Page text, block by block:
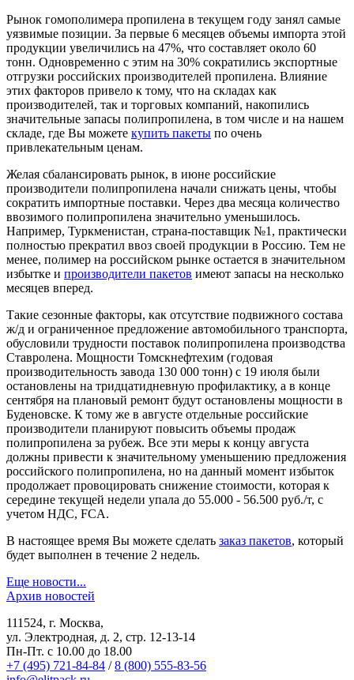
Рынок гомополимера пропилена в текущем году занял самые
уязвимые позиции. За первые 6 месяцев объемы импорта этой
продукции увеличились на 47%, что составляет около 60
тонн. Одновременно с этим на 30% сократились экспортные
отгрузки российских производителей пропилена. Влияние
этих факторов привело к тому, что на складах как
производителей, так и торговых компаний, накопились
значительные запасы полипропилена, в том числе и на нашем
складе, где Вы можете купить пакеты по очень
привлекательным ценам.
Желая сбалансировать рынок, в июне российские
производители полипропилена начали снижать цены, чтобы
сократить импортные поставки. Через два месяца количество
ввозимого полипропилена значительно уменьшилось.
Например, Туркменистан, страна-поставщик №1, практически
полностью прекратил ввоз своей продукции в Россию. Тем не
менее, полимер на российском рынке остается в значительном
избытке и производители пакетов имеют запасы на несколько
месяцев вперед.
Такие сезонные факторы, как отсутствие подвижного состава
ж/д и ограниченное предложение автомобильного транспорта,
обусловили трудности поставок полипропилена производства
Ставролена. Мощности Томскнефтехим (годовая
производительность завода 130 000 тонн) с 19 июля были
остановлены на тридцатидневную профилактику, а в конце
сентября на плановый ремонт будут остановлены мощности в
Буденовске. К тому же в августе отдельные российские
производители планируют повысить объемы продаж
полипропилена за рубеж. Все эти меры к концу августа
должны привести к значительному уменьшению предложения
российского полипропилена, но на данный момент избыток
продолжает провоцировать снижение стоимости, которая к
середине текущей недели упала до 55.000 - 56.500 руб./т, с
учетом НДС, FCA.
В настоящее время Вы можете сделать заказ пакетов, который
будет выполнен в течение 2 недель.
Еще новости...
Архив новостей
111524, г. Москва,
ул. Электродная, д. 2, стр. 12-13-14
Пн-Пт. с 10.00 до 18.00
+7 (495) 721-84-84 / 8 (800) 555-83-56